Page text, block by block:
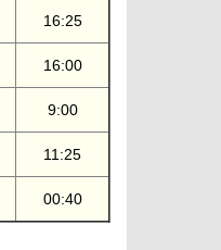
16:25
16:00
9:00
11:25
00:40